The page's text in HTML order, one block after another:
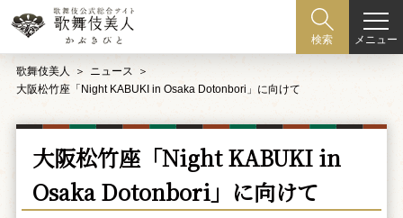
検索 メニュー
歌舞伎美人
ニュース
大阪松竹座「Night KABUKI in Osaka Dotonbori」に向けて
大阪松竹座「Night KABUKI in
Osaka Dotonbori」に向けて